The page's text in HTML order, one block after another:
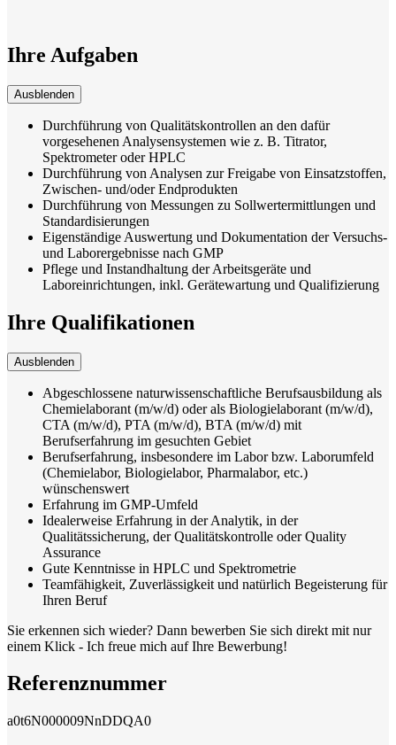
Ihre Aufgaben
Ausblenden
Durchführung von Qualitätskontrollen an den dafür
vorgesehenen Analysensystemen wie z. B. Titrator,
Spektrometer oder HPLC
Durchführung von Analysen zur Freigabe von Einsatzstoffen,
Zwischen- und/oder Endprodukten
Durchführung von Messungen zu Sollwertermittlungen und
Standardisierungen
Eigenständige Auswertung und Dokumentation der Versuchs-
und Laborergebnisse nach GMP
Pflege und Instandhaltung der Arbeitsgeräte und
Laboreinrichtungen, inkl. Gerätewartung und Qualifizierung
Ihre Qualifikationen
Ausblenden
Abgeschlossene naturwissenschaftliche Berufsausbildung als
Chemielaborant (m/w/d) oder als Biologielaborant (m/w/d),
CTA (m/w/d), PTA (m/w/d), BTA (m/w/d) mit
Berufserfahrung im gesuchten Gebiet
Berufserfahrung, insbesondere im Labor bzw. Laborumfeld
(Chemielabor, Biologielabor, Pharmalabor, etc.)
wünschenswert
Erfahrung im GMP-Umfeld
Idealerweise Erfahrung in der Analytik, in der
Qualitätssicherung, der Qualitätskontrolle oder Quality
Assurance
Gute Kenntnisse in HPLC und Spektrometrie
Teamfähigkeit, Zuverlässigkeit und natürlich Begeisterung für
Ihren Beruf
Sie erkennen sich wieder? Dann bewerben Sie sich direkt mit nur
einem Klick - Ich freue mich auf Ihre Bewerbung!
Referenznummer
a0t6N000009NnDDQA0